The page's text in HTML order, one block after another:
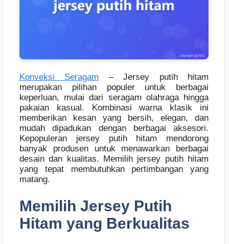
Konveksi Seragam – Jersey putih hitam
merupakan pilihan populer untuk berbagai
keperluan, mulai dari seragam olahraga hingga
pakaian kasual. Kombinasi warna klasik ini
memberikan kesan yang bersih, elegan, dan
mudah dipadukan dengan berbagai aksesori.
Kepopuleran jersey putih hitam mendorong
banyak produsen untuk menawarkan berbagai
desain dan kualitas. Memilih jersey putih hitam
yang tepat membutuhkan pertimbangan yang
matang.
Memilih Jersey Putih
Hitam yang Berkualitas